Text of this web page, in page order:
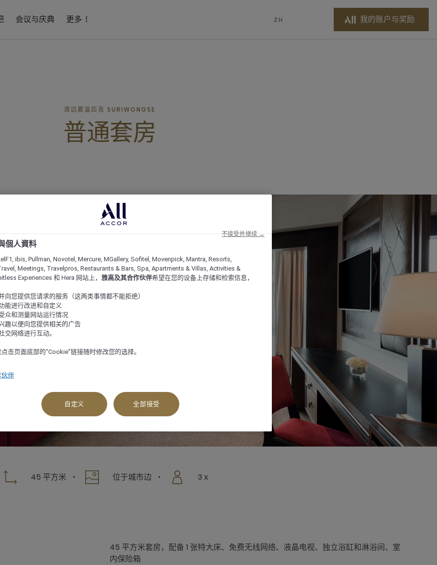
会议与庆典 更多 ZH 我的账户与奖励
清迈慕温匹克 SURIWONGSE
普通套房
查看可订选项
45 平方米 位于城市边 3 x
45 平方米套房，配备 1 张特大床、免费无线网络、液晶电视、独立浴缸和淋浴间、室
内保险箱
個人資料
ibis, Pullman, Novotel, Mercure, MGallery, Sofitel, Movenpick, Mantra, Resorts,
Meetings, Travelpros, Restaurants & Bars, Spa, Apartments & Villas, Activities &
Experiences 和 Hera 网站上， 雅高及其合作伙伴希望在您的设备上存储和检索信息，
向您提供您请求的服务（这两类事情都不能拒绝）
能进行改进和自定义
众和测量网站运行情况
趣以便向您提供相关的广告
交网络进行互动。
击页面底部的“Cookie”链接随时修改您的选择。
伙伴
自定义 全部接受
不接受并继续 →